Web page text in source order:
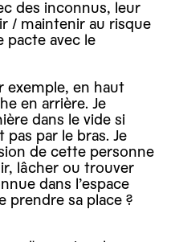
des inconnus, leur
/ maintenir au risque
pacte avec le
exemple, en haut
en arrière. Je
dans le vide si
pas par le bras. Je
de cette personne
lâcher ou trouver
dans l’espace
prendre sa place ?